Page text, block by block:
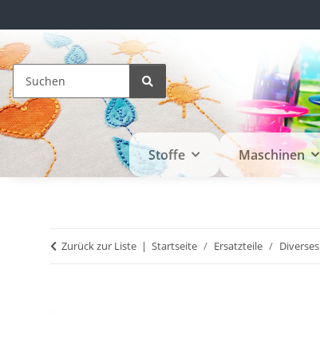
Stoffe Maschinen
Zurück zur Liste Startseite Ersatzteile Diverses